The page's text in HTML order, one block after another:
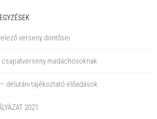
verseny döntősei
madáchosoknak
délutáni tájékoztató előadások
2021